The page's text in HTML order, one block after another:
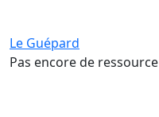
Le Guépard
Pas encore de ressource